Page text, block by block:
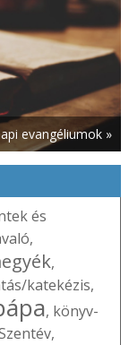
evangéliumok »
és
,
,
katekézis,
, könyv-
,